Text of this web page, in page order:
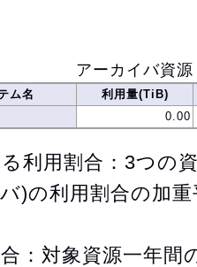
アーカイバ資源
ム名
利用量(TiB)
0.00
利用割合：3つの
)の利用割合の加重
：対象資源一年間